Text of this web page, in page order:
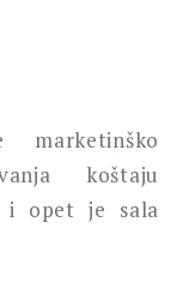
koštaju
i opet je sala